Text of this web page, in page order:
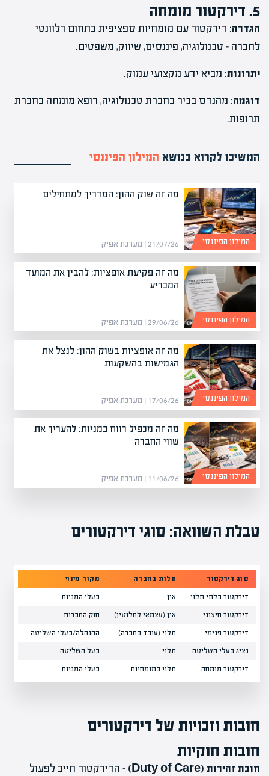
5. דירקטור מומחה
הגדרה: דירקטור עם מומחיות ספציפית בתחום רלוונטי
לחברה – טכנולוגיה, פיננסים, שיווק, משפטים.
יתרונות: מביא ידע מקצועי עמוק.
דוגמה: מהנדס בכיר בחברת טכנולוגיה, רופא מומחה בחברת
תרופות.
המשיכו לקרוא בנושא המילון הפיננסי
מה זה שוק ההון: המדריך למתחילים
21/07/26 | מערכת אפיק המילון הפיננסי
מה זה פקיעת אופציות: להבין את המועד
המכריע
29/06/26 | מערכת אפיק המילון הפיננסי
מה זה אופציות בשוק ההון: לנצל את
הגמישות בהשקעות
17/06/26 | מערכת אפיק המילון הפיננסי
מה זה מכפיל רווח במניות: להעריך את
שווי החברה
11/06/26 | מערכת אפיק המילון הפיננסי
טבלת השוואה: סוגי דירקטורים
סוג דירקטור תלות בחברה מקור מינוי
דירקטור בלתי תלוי אין בעלי המניות
דירקטור חיצוני אין (עצמאי לחלוטין) חוק החברות
דירקטור פנימי תלוי (עובד בחברה) ההנהלה/בעלי השליטה
נציג בעלי השליטה תלוי בעל השליטה
דירקטור מומחה תלוי במומחיות בעלי המניות
חובות וזכויות של דירקטורים
חובות חוקיות
חובת זהירות (Duty of Care)
– הדירקטור חייב לפעול